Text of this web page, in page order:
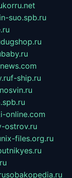
korru.net
suo.spb.ru
dugshop.ru
f-ship.ru
online.com
ostrov.ru
nix-files.org.ru
sobakopedia.ru